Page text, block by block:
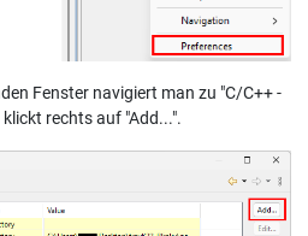
Fenster navigiert man zu "C/C++ -
rechts auf "Add...".